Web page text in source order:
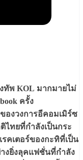
ทัพ KOL มากมายไม่
ครั้ง
องวงการอีคอมเมิร์ซ
ไทยที่กำลังเป็นกระ
คเตอร์ของกะทิที่เป็น
งยิ่งลุคแฟชั่นที่กำลัง